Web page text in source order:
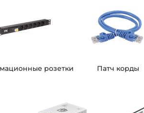
розетки Патч корды